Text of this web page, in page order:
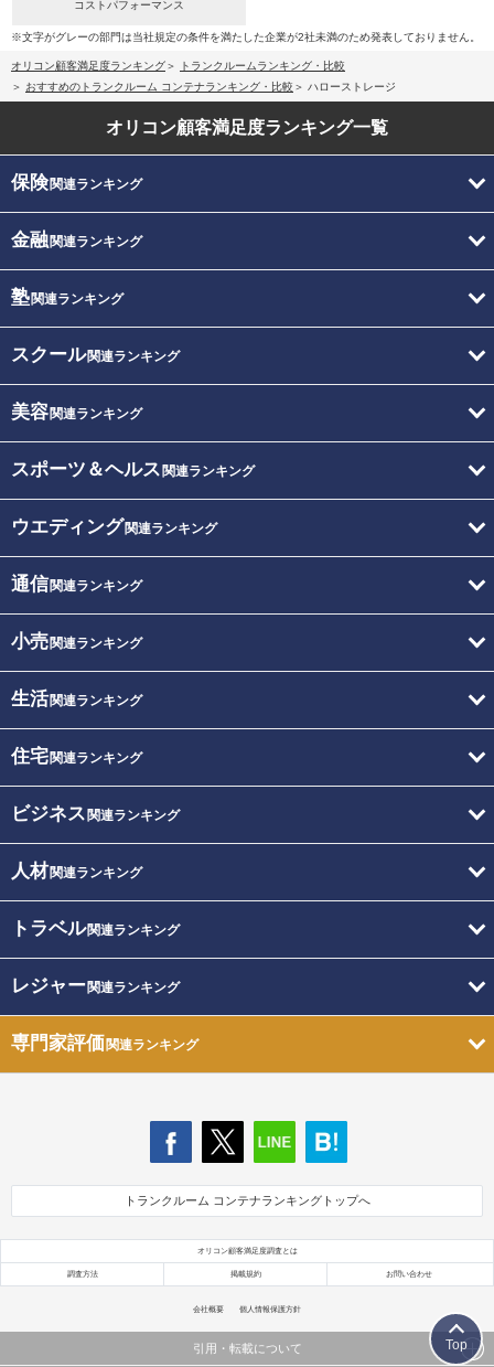
コストパフォーマンス
※文字がグレーの部門は当社規定の条件を満たした企業が2社未満のため発表しておりません。
オリコン顧客満足度ランキング
トランクルームランキング・比較
おすすめのトランクルーム コンテナランキング・比較
ハローストレージ
オリコン顧客満足度ランキング一覧
保険関連ランキング
金融関連ランキング
塾関連ランキング
スクール関連ランキング
美容関連ランキング
スポーツ＆ヘルス 関連ランキング
ウエディング関連ランキング
通信関連ランキング
小売関連ランキング
生活関連ランキング
住宅関連ランキング
ビジネス 関連ランキング
人材関連ランキング
トラベル関連ランキング
レジャー関連ランキング
専門家評価関連ランキング
トランクルーム コンテナランキングトップへ
オリコン顧客満足度調査とは
調査方法 掲載規約 お問い合わせ
会社概要 個人情報保護方針
引用・転載について Top